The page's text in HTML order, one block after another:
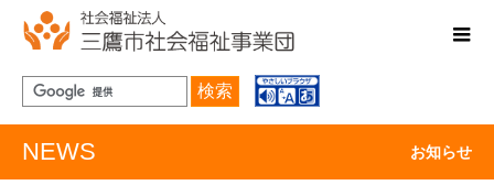
検索
NEWS お知らせ